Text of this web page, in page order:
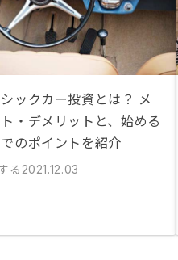
ックカー投資とは？ メ
・デメリットと、始める
のポイントを紹介
る 2021.12.03